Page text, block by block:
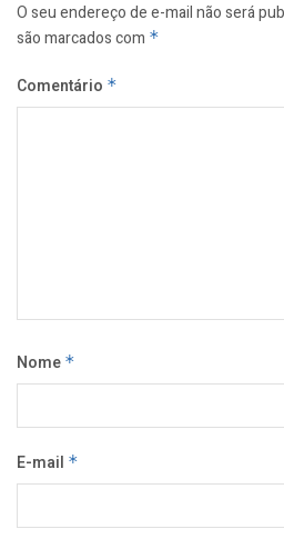
O seu endereço de e-mail não será
são marcados com *
Comentário *
Nome *
E-mail *